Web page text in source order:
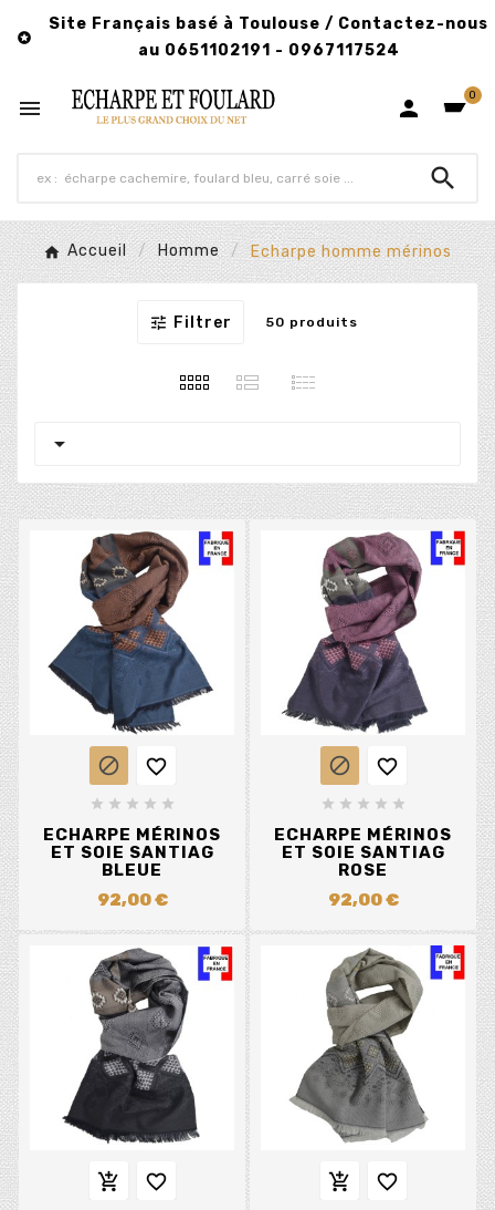

Site Français basé à Toulouse / Contactez-nous
au 0651102191 - 0967117524
  0

Accueil Homme Echarpe homme mérinos
 Filtrer 50 produits

 
    
ECHARPE MÉRINOS
ET SOIE SANTIAG
BLEUE
92,00 €
 
    
ECHARPE MÉRINOS
ET SOIE SANTIAG
ROSE
92,00 €
   